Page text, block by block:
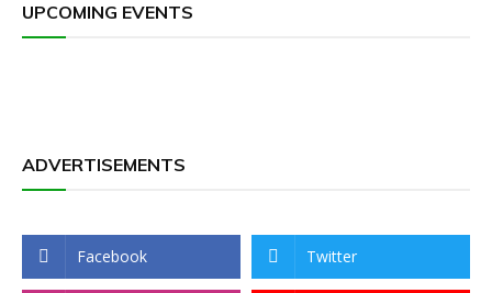
UPCOMING EVENTS
ADVERTISEMENTS
Facebook Twitter